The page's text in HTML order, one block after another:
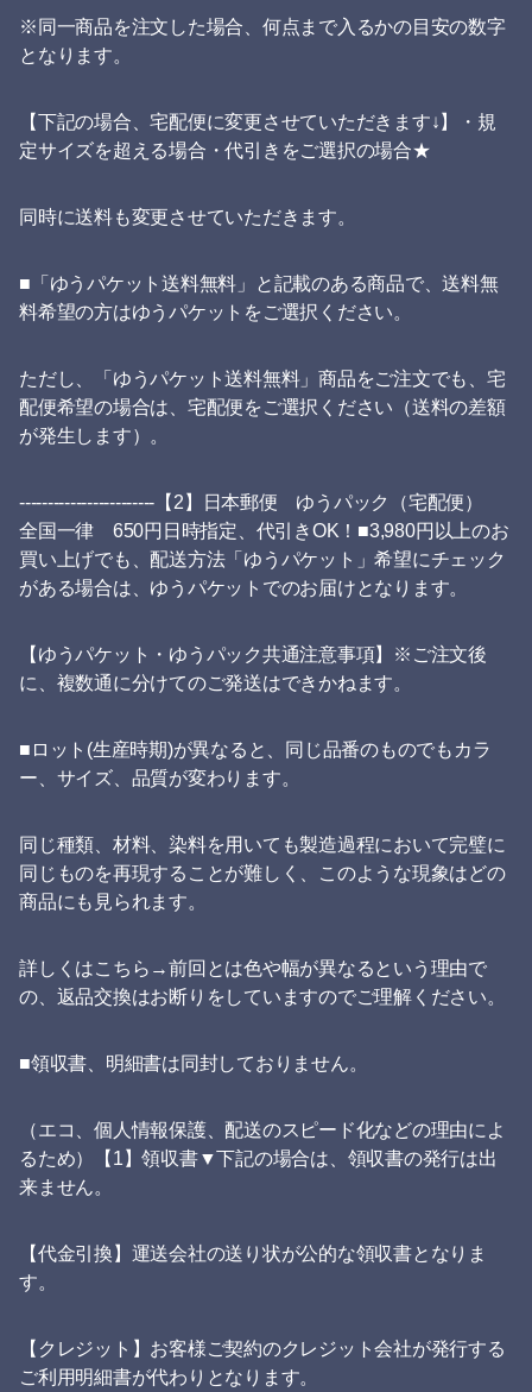
※同一商品を注文した場合、何点まで入るかの目安の数字
となります。
【下記の場合、宅配便に変更させていただきます↓】・規
定サイズを超える場合・代引きをご選択の場合★
同時に送料も変更させていただきます。
■「ゆうパケット送料無料」と記載のある商品で、送料無
料希望の方はゆうパケットをご選択ください。
ただし、「ゆうパケット送料無料」商品をご注文でも、宅
配便希望の場合は、宅配便をご選択ください（送料の差額
が発生します）。
------------------------【2】日本郵便 ゆうパック（宅配便）
全国一律 650円日時指定、代引きOK！■3,980円以上のお
買い上げでも、配送方法「ゆうパケット」希望にチェック
がある場合は、ゆうパケットでのお届けとなります。
【ゆうパケット・ゆうパック共通注意事項】※ご注文後
に、複数通に分けてのご発送はできかねます。
■ロット(生産時期)が異なると、同じ品番のものでもカラ
ー、サイズ、品質が変わります。
同じ種類、材料、染料を用いても製造過程において完璧に
同じものを再現することが難しく、このような現象はどの
商品にも見られます。
詳しくはこちら→前回とは色や幅が異なるという理由で
の、返品交換はお断りをしていますのでご理解ください。
■領収書、明細書は同封しておりません。
（エコ、個人情報保護、配送のスピード化などの理由によ
るため）【1】領収書▼下記の場合は、領収書の発行は出
来ません。
【代金引換】運送会社の送り状が公的な領収書となりま
す。
【クレジット】お客様ご契約のクレジット会社が発行する
ご利用明細書が代わりとなります。